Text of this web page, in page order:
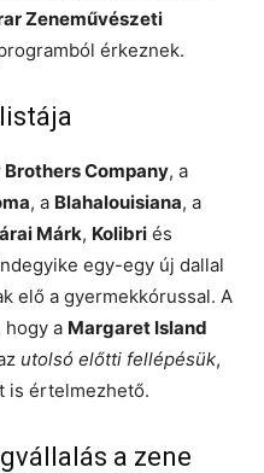
Zeneművészeti
érkeznek.
Brothers Company, a
, a Blahalouisiana, a
Márk, Kolibri és
egy-egy új dallal
elő a gyermekkórussal. A
hogy a Margaret Island
utolsó előtti fellépésük,
is értelmezhető.
a zene